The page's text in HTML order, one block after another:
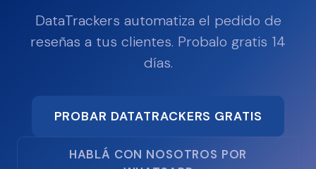
DataTrackers automatiza el pedido de
reseñas a tus clientes. Probalo gratis 14
días.
PROBAR DATATRACKERS GRATIS
HABLÁ CON NOSOTROS POR